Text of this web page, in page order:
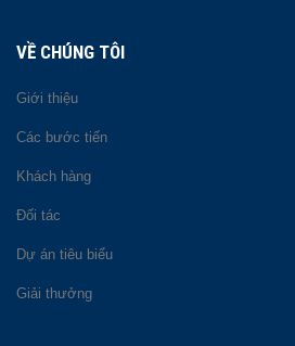
VỀ CHÚNG TÔI
Giới thiệu
Các bước tiến
Khách hàng
Đối tác
Dự án tiêu biểu
Giải thưởng